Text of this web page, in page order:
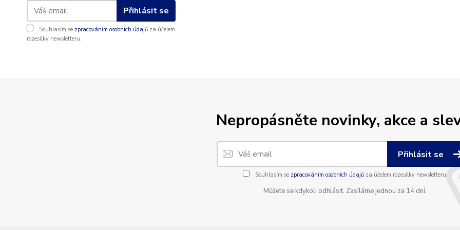
Přihlásit se
Souhlasím se zpracováním osobních údajů za účelem
rozesílky newsletteru.
Nepropásněte novinky, akce a
Přihlásit se
Souhlasím se zpracováním osobních údajůza účelem rozesílky newsletteru.
Můžete se kdykoli odhlásit. Zasíláme jednou za 14 dní.